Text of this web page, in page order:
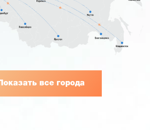
Показать все города